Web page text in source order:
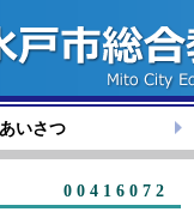
いさつ
00416072